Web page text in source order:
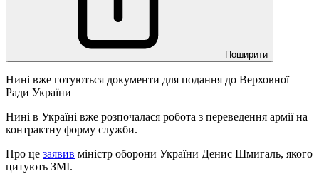
Поширити
Нині вже готуються документи для подання до Верховної
Ради України
Нині в Україні вже розпочалася робота з переведення армії на
контрактну форму служби.
Про це заявив міністр оборони України Денис Шмигаль, якого
цитують ЗМІ.